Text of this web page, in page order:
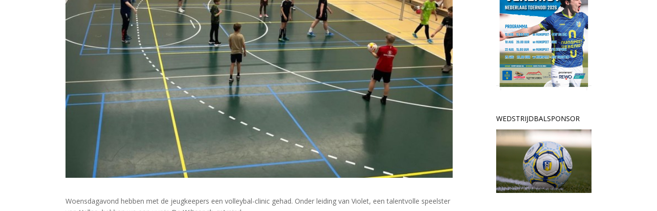
Woensdagavond hebben met de jeugkeepers een volleybal-clinic gehad. Onder leiding van Violet, een talentvolle speelster
WEDSTRIJDBALSPONSOR